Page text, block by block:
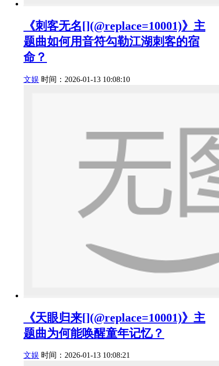
《刺客无名[](@replace=10001)》主
题曲如何用音符勾勒江湖刺客的宿
命？
文娱 时间：2026-01-13 10:08:10
《天眼归来[](@replace=10001)》主
题曲为何能唤醒童年记忆？
文娱 时间：2026-01-13 10:08:21